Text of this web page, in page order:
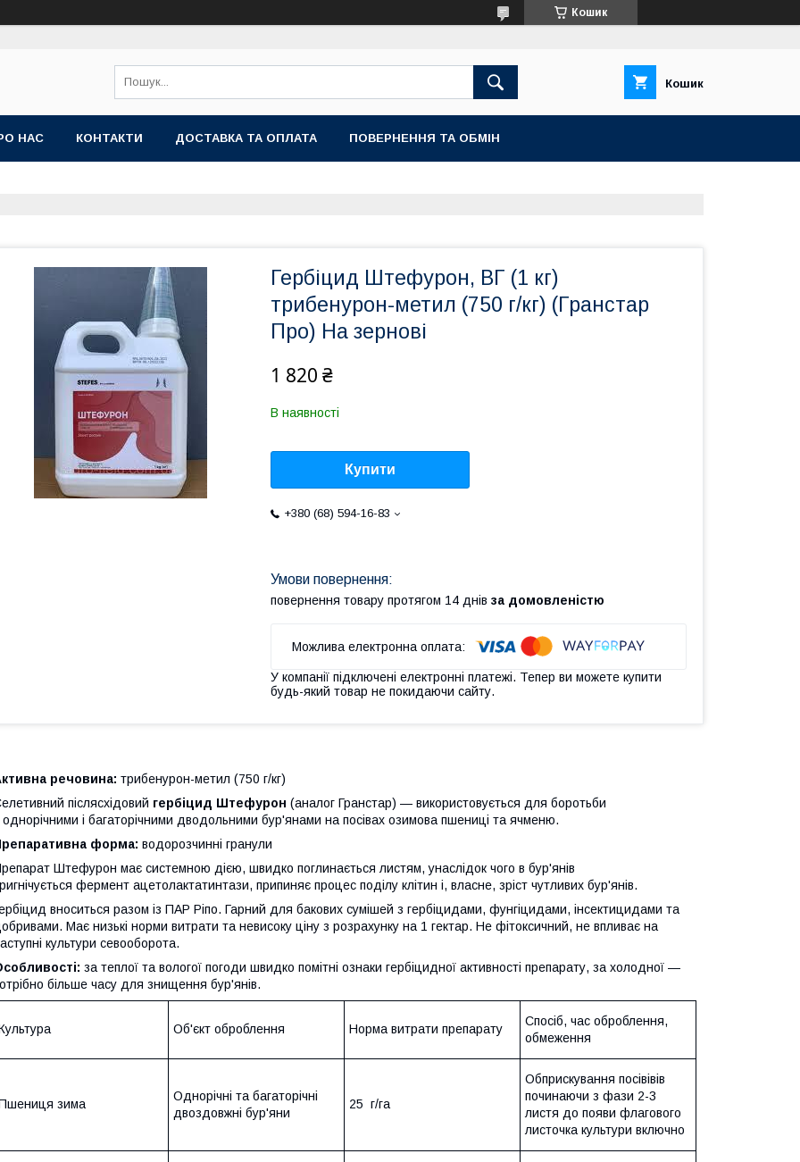
Кошик
Кошик
НАС КОНТАКТИ ДОСТАВКА ТА ОПЛАТА ПОВЕРНЕННЯ ТА ОБМІН
Гербіцид Штефурон, ВГ (1 кг)
трибенурон-метил (750 г/кг) (Гранстар
Про) На зернові
1 820 ₴
В наявності
Купити
+380 (68) 594-16-83
повернення товару протягом 14 днів за домовленістю
У компанії підключені електронні платежі. Тепер ви можете купити
будь-який товар не покидаючи сайту.
речовина: трибенурон-метил (750 г/кг)
післясхідовий гербіцид Штефурон (аналог Гранстар) — використовується для боротьби
однорічними і багаторічними дводольними бур'янами на посівах озимова пшениці та ячменю.
форма: водорозчинні гранули
Штефурон має системною дією, швидко поглинається листям, унаслідок чого в бур'янів
фермент ацетолактатинтази, припиняє процес поділу клітин і, власне, зріст чутливих бур'янів.
вноситься разом із ПАР Ріпо. Гарний для бакових сумішей з гербіцидами, фунгіцидами, інсектицидами та
Має низькі норми витрати та невисоку ціну з розрахунку на 1 гектар. Не фітоксичний, не впливає на
культури севооборота.
за теплої та вологої погоди швидко помітні ознаки гербіцидної активності препарату, за холодної —
більше часу для знищення бур'янів.
Об'єкт оброблення Норма витрати препарату
Спосіб, час оброблення,
обмеження
зима
Однорічні та багаторічні
двоздовжні бур'яни
25 г/га
Обприскування посівівів
починаючи з фази 2-3
листя до появи флагового
листочка культури включно